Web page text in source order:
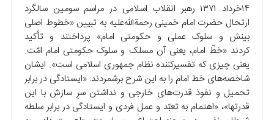
۱۴خرداد ۱۳۷۱ رهبر انقلاب اسلامی در مراسم سومین سالگرد
ارتحال حضرت امام خمینی رحمةالله‌علیه به تبیین «خطوط اصلی
بینش و سلوک عملی و حکومتی امام» پرداختند و تأکید
کردند «خطّ امام، یعنی آن مسلک و سلوک حکومتی امام امّت.
یعنی چیزی که تفسیرکننده نظام جمهوری اسلامی است». ایشان
شاخصه‌های خط امام را به این شرح برشمردند: «ایستادگی در برابر
تحمیل و نفوذ قدرت‌های خارجی و نداشتن سرِ سازش با این
قدرتها»، «اهتمام به تعبّد و عمل فردی و ایستادگی در برابر سلطه